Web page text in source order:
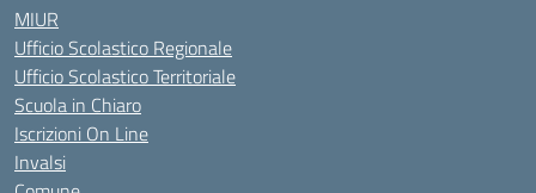
MIUR
Ufficio Scolastico Regionale
Ufficio Scolastico Territoriale
Scuola in Chiaro
Iscrizioni On Line
Invalsi